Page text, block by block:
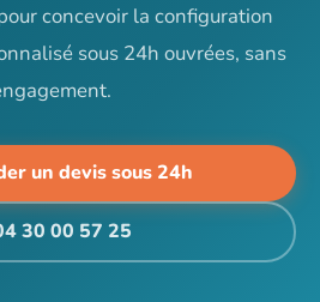
concevoir la configuration
sous 24h ouvrées, sans
un devis sous 24h
30 00 57 25